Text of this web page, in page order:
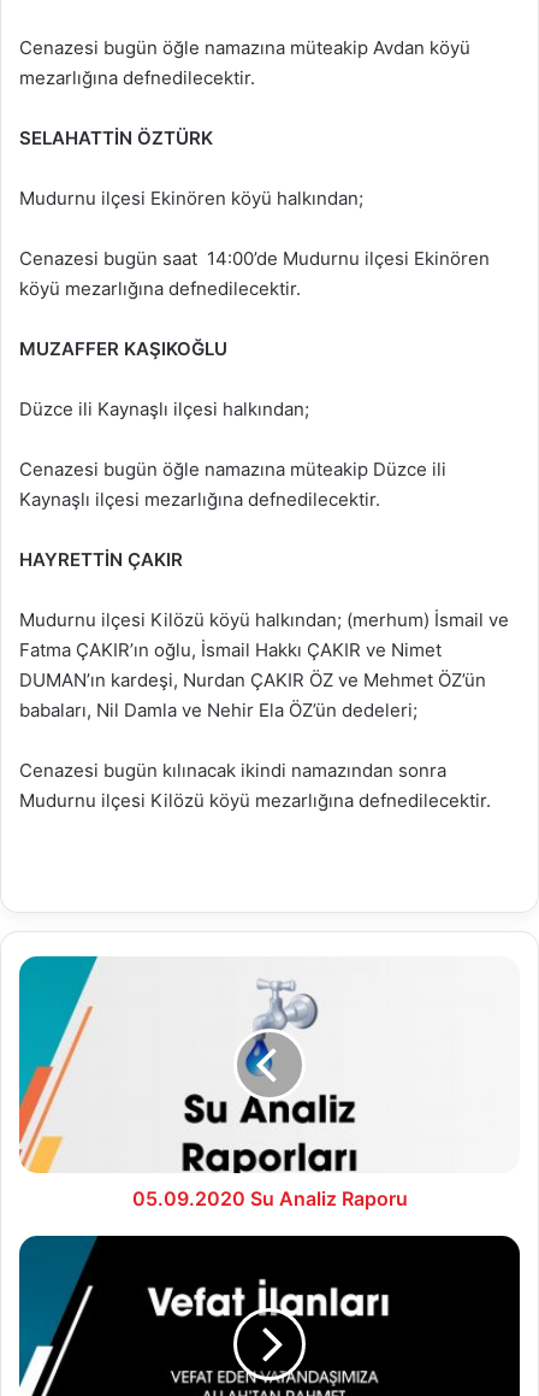
Cenazesi bugün öğle namazına müteakip Avdan köyü
mezarlığına defnedilecektir.
SELAHATTİN ÖZTÜRK
Mudurnu ilçesi Ekinören köyü halkından;
Cenazesi bugün saat 14:00’de Mudurnu ilçesi Ekinören
köyü mezarlığına defnedilecektir.
MUZAFFER KAŞIKOĞLU
Düzce ili Kaynaşlı ilçesi halkından;
Cenazesi bugün öğle namazına müteakip Düzce ili
Kaynaşlı ilçesi mezarlığına defnedilecektir.
HAYRETTİN ÇAKIR
Mudurnu ilçesi Kilözü köyü halkından; (merhum) İsmail ve
Fatma ÇAKIR’ın oğlu, İsmail Hakkı ÇAKIR ve Nimet
DUMAN’ın kardeşi, Nurdan ÇAKIR ÖZ ve Mehmet ÖZ’ün
babaları, Nil Damla ve Nehir Ela ÖZ’ün dedeleri;
Cenazesi bugün kılınacak ikindi namazından sonra
Mudurnu ilçesi Kilözü köyü mezarlığına defnedilecektir.
05.09.2020
Raporu
05.09.2020 Su Analiz Raporu
07.09.2020